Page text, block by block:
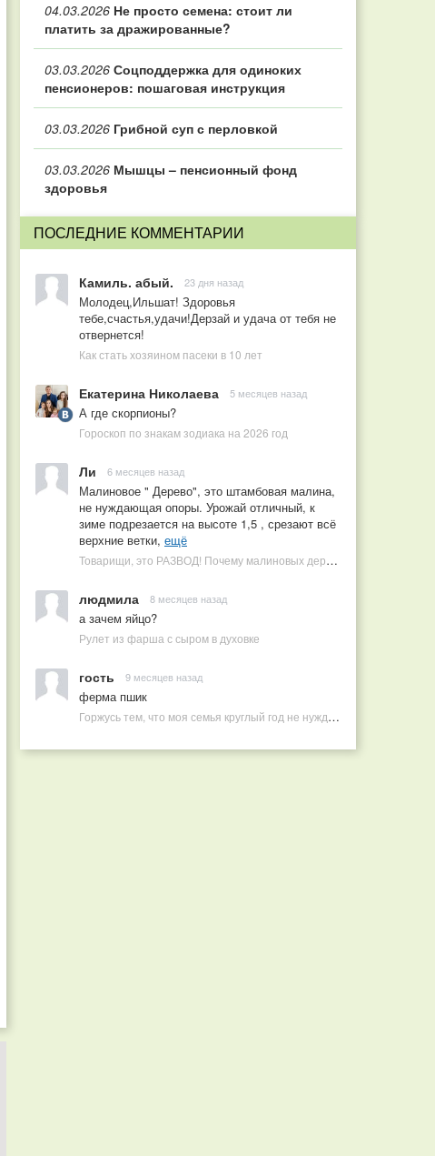
04.03.2026 Не просто семена: стоит ли
платить за дражированные?
03.03.2026 Соцподдержка для одиноких
пенсионеров: пошаговая инструкция
03.03.2026 Грибной суп с перловкой
03.03.2026 Мышцы – пенсионный фонд
здоровья
ПОСЛЕДНИЕ КОММЕНТАРИИ
Камиль. абый. 23 дня назад
Молодец,Ильшат! Здоровья
тебе,счастья,удачи!Дерзай и удача от тебя не
отвернется!
Как стать хозяином пасеки в 10 лет
Екатерина Николаева 5 месяцев назад
А где скорпионы?
Гороскоп по знакам зодиака на 2026 год
Ли 6 месяцев назад
Малиновое " Дерево", это штамбовая малина,
не нуждающая опоры. Урожай отличный, к
зиме подрезается на высоте 1,5 , срезают всё
верхние ветки, ещё
Товарищи, это РАЗВОД! Почему малиновых деревьев не бывает, или Как ушлые продавцы наживаются на мечтах садоводов
людмила 8 месяцев назад
а зачем яйцо?
Рулет из фарша с сыром в духовке
гость 9 месяцев назад
ферма пшик
Горжусь тем, что моя семья круглый год не нуждается в покупных витаминах